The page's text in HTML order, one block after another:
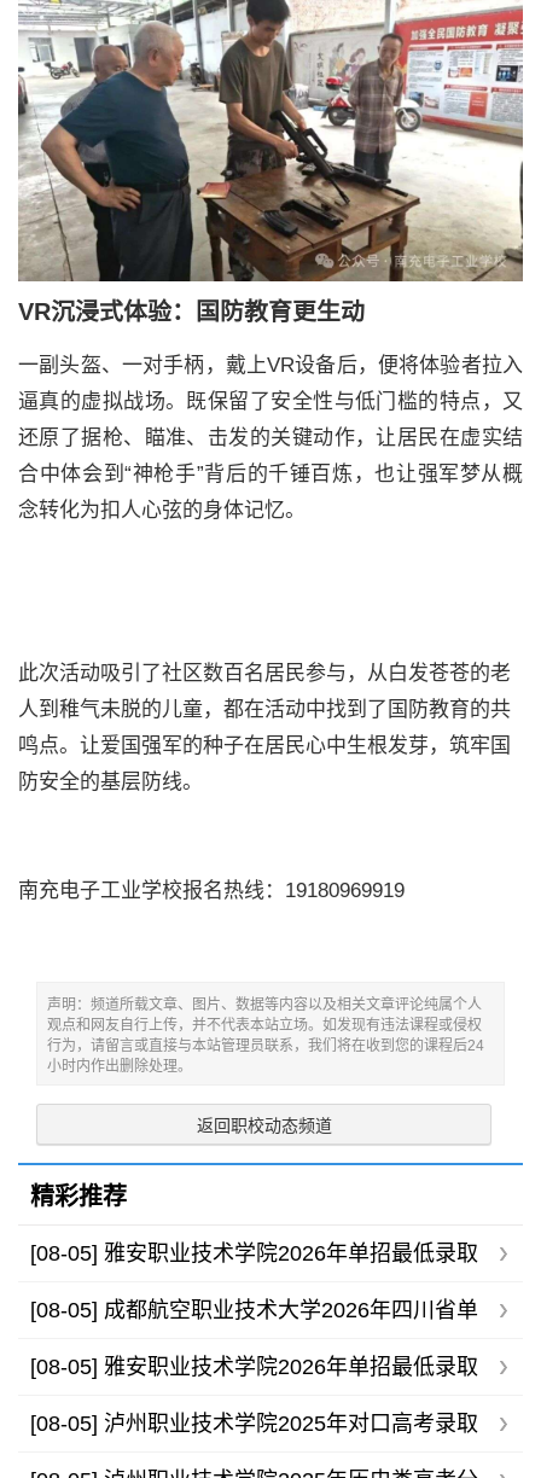
VR沉浸式体验：国防教育更生动
一副头盔、一对手柄，戴上VR设备后，便将体验者拉入
逼真的虚拟战场。既保留了安全性与低门槛的特点，又
还原了据枪、瞄准、击发的关键动作，让居民在虚实结
合中体会到“神枪手”背后的千锤百炼，也让强军梦从概
念转化为扣人心弦的身体记忆。
此次活动吸引了社区数百名居民参与，从白发苍苍的老
人到稚气未脱的儿童，都在活动中找到了国防教育的共
鸣点。让爱国强军的种子在居民心中生根发芽，筑牢国
防安全的基层防线。
南充电子工业学校报名热线：19180969919
声明：频道所载文章、图片、数据等内容以及相关文章评论纯属个人
观点和网友自行上传，并不代表本站立场。如发现有违法课程或侵权
行为，请留言或直接与本站管理员联系，我们将在收到您的课程后24
小时内作出删除处理。
返回职校动态频道
精彩推荐
[08-05] 雅安职业技术学院2026年单招最低录取
分数线
[08-05] 成都航空职业技术大学2026年四川省单
招录取分数线
[08-05] 雅安职业技术学院2026年单招最低录取
分数线
[08-05] 泸州职业技术学院2025年对口高考录取